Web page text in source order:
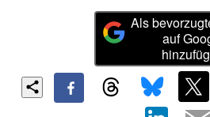
Als
auf